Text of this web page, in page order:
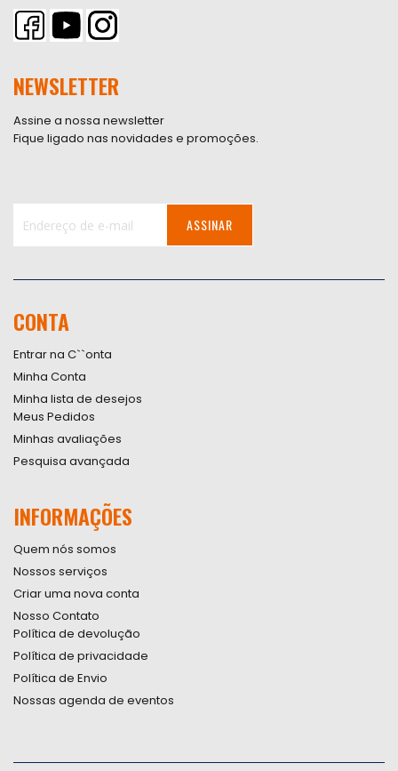
NEWSLETTER
Assine a nossa newsletter
Fique ligado nas novidades e promoções.
Newsletter:
ASSINAR
CONTA
Entrar na C``onta
Minha Conta
Minha lista de desejos
Meus Pedidos
Minhas avaliações
Pesquisa avançada
INFORMAÇÕES
Quem nós somos
Nossos serviços
Criar uma nova conta
Nosso Contato
Política de devolução
Política de privacidade
Política de Envio
Nossas agenda de eventos